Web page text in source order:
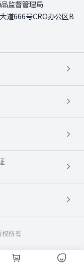
监督管理局
道666号CRO办公区B
所有